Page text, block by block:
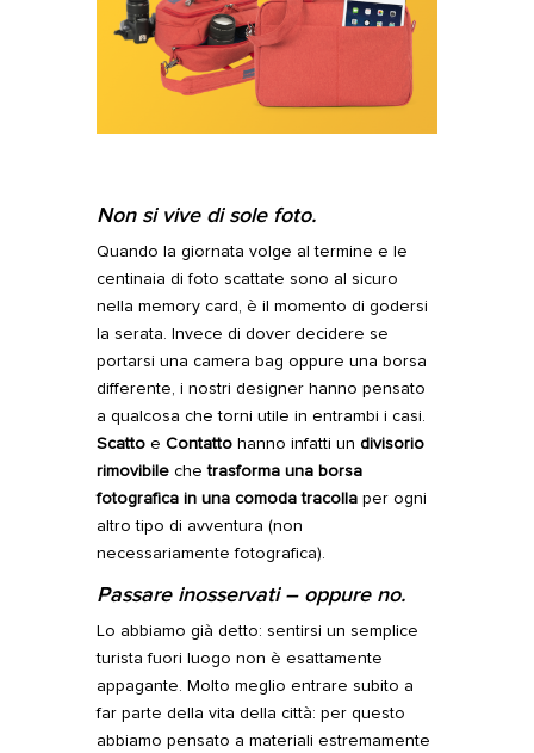
Non si vive di sole foto.
Quando la giornata volge al termine e le
centinaia di foto scattate sono al sicuro
nella memory card, è il momento di godersi
la serata. Invece di dover decidere se
portarsi una camera bag oppure una borsa
differente, i nostri designer hanno pensato
a qualcosa che torni utile in entrambi i casi.
Scattoe Contattohanno infatti un divisorio
rimovibilechetrasforma una borsa
fotografica in una comoda tracollaper ogni
altro tipo di avventura (non
necessariamente fotografica).
Passare inosservati –oppure no.
Lo abbiamo già detto: sentirsi un semplice
turista fuori luogo non è esattamente
appagante. Molto meglio entrare subito a
far parte della vita della città: per questo
abbiamo pensato a materiali estremamente